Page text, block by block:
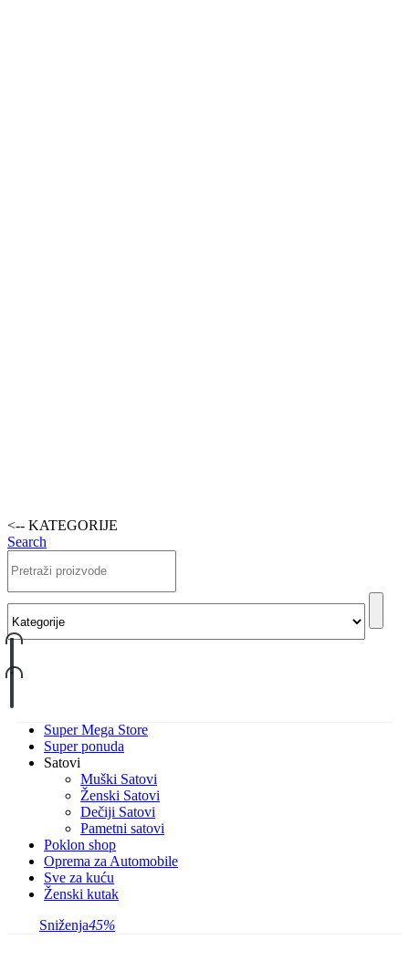
<-- KATEGORIJE
Search
Super Mega Store
Super ponuda
Satovi
Muški Satovi
Ženski Satovi
Dečiji Satovi
Pametni satovi
Poklon shop
Oprema za Automobile
Sve za kuću
Ženski kutak
Sniženja45%